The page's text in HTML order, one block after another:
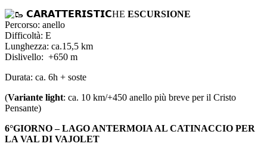
𝗖𝗔𝗥𝗔𝗧𝗧𝗘𝗥𝗜𝗦𝗧𝗜𝗖HE ESCURSIONE
Percorso: anello
Difficoltà: E
Lunghezza: ca.15,5 km
Dislivello: +650 m
Durata: ca. 6h + soste
(Variante light: ca. 10 km/+450 anello più breve per il Cristo
Pensante)
6°GIORNO – LAGO ANTERMOIA AL CATINACCIO PER
LA VAL DI VAJOLET